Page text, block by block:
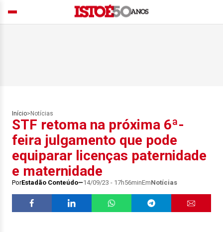
Início> Notícias
STF retoma na próxima 6ª-
feira julgamento que pode
equiparar licenças paternidade
e maternidade
PorEstadão Conteúdo 14/09/23 - 17h56minEmNotícias